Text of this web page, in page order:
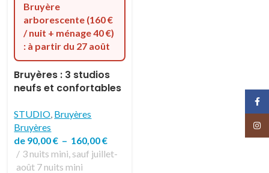
Bruyère
arborescente (160 €
/ nuit + ménage 40 €)
: à partir du 27 août
Bruyères : 3 studios
neufs et confortables
luxuriant avec une
très belle vue sur la
mer
STUDIO, Bruyères
Bruyères
de 90,00€ – 160,00€
3 nuits mini, sauf juillet-
août 7 nuits mini